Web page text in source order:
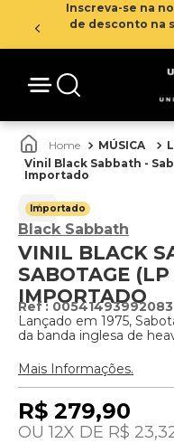
Inscreva-se na
de desconto na
MÚSICA
Vinil Black Sabbath -
Importado
Importado
Black Sabbath
VINIL BLACK
SABOTAGE (LP
IMPORTADO
: 00541493992083
Lançado em 1975,
da banda inglesa de
Mais Informações.
R$ 279,90
12 R$ 23,